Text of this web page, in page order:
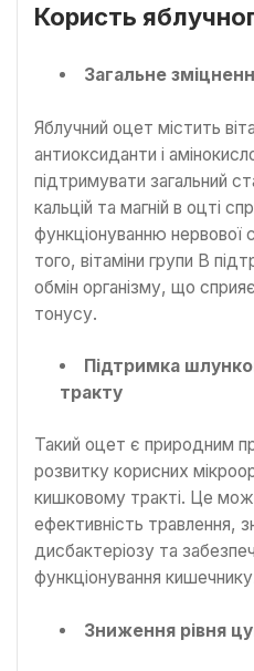
Користь
Загальне
Яблучний оцет містить
антиоксиданти і
підтримувати загальний
кальцій та магній в оцті
функціонуванню нервової
того, вітаміни групи В
обмін організму, що
тонусу.
Підтримка
тракту
Такий оцет є природним
розвитку корисних
кишковому тракті. Це
ефективність травлення,
дисбактеріозу та
функціонування
Зниження рівня